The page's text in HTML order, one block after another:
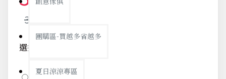
團購區-買越多省越多
夏日涼涼專區
34元
選擇顏色